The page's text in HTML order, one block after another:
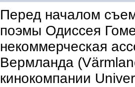
Перед началом
поэмы Одиссея
некоммерческая
Вермланда
кинокомпании